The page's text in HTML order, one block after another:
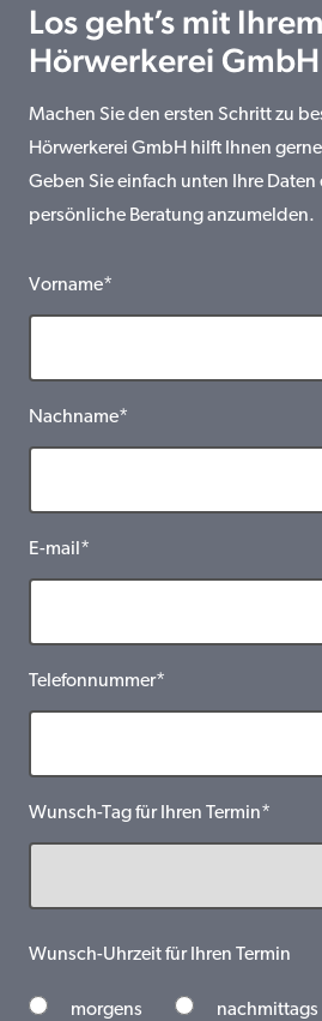
Los geht’s mit
Hörwerkerei GmbH
Machen Sie den ersten Schritt zu
Hörwerkerei GmbH hilft Ihnen
Geben Sie einfach unten Ihre
persönliche Beratung anzumelden.
Vorname*
Nachname*
E-mail*
Telefonnummer*
Wunsch-Tag für Ihren Termin*
Wunsch-Uhrzeit für Ihren Termin
morgens nachmittags